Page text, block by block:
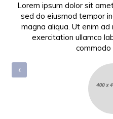
Lorem ipsum dolor sit
sed do eiusmod tempor
magna aliqua. Ut enim
exercitation ullamco
commodo
‹